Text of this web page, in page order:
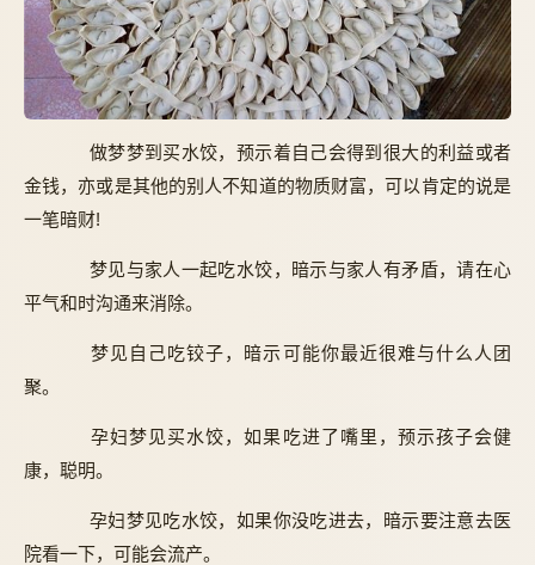
做梦梦到买水饺，预示着自己会得到很大的利益或者
金钱，亦或是其他的别人不知道的物质财富，可以肯定的说是
一笔暗财!
梦见与家人一起吃水饺，暗示与家人有矛盾，请在心
平气和时沟通来消除。
梦见自己吃铰子，暗示可能你最近很难与什么人团
聚。
孕妇梦见买水饺，如果吃进了嘴里，预示孩子会健
康，聪明。
孕妇梦见吃水饺，如果你没吃进去，暗示要注意去医
院看一下，可能会流产。